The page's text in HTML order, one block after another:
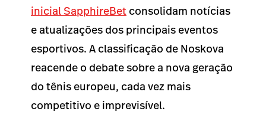
inicial SapphireBet consolidam notícias
e atualizações dos principais eventos
esportivos. A classificação de Noskova
reacende o debate sobre a nova geração
do tênis europeu, cada vez mais
competitivo e imprevisível.